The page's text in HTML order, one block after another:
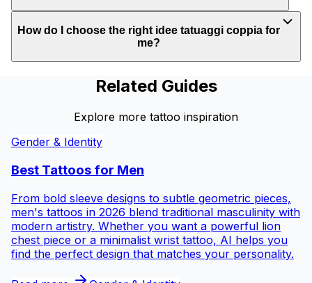
How do I choose the right idee tatuaggi coppia for
me?
Related Guides
Explore more tattoo inspiration
Gender & Identity
Best Tattoos for Men
From bold sleeve designs to subtle geometric pieces,
men's tattoos in 2026 blend traditional masculinity with
modern artistry. Whether you want a powerful lion
chest piece or a minimalist wrist tattoo, AI helps you
find the perfect design that matches your personality.